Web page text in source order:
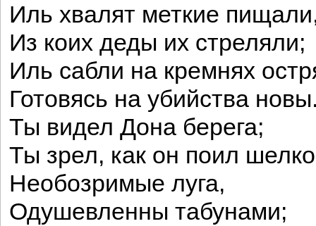
Иль хвалят меткие
Из коих деды их стреляли;
Иль сабли на кремнях
Готовясь на убийства
Ты видел Дона берега;
Ты зрел, как он поил
Необозримые луга,
Одушевленны табунами;